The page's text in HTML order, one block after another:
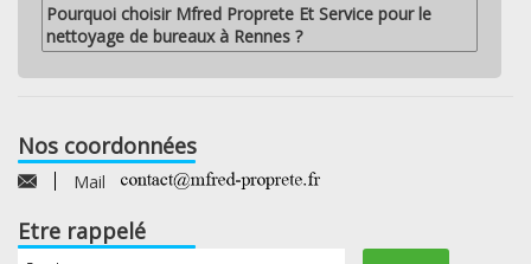
Pourquoi choisir Mfred Proprete Et Service pour le
nettoyage de bureaux à Rennes ?
Nos coordonnées
Mail
Etre rappelé